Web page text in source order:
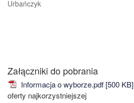
Urbańczyk
Załączniki do pobrania
Informacja o wyborze.pdf [500 KB]
oferty najkorzystniejszej